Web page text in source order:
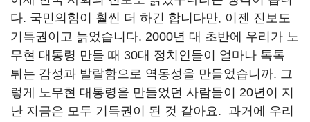
다. 국민의힘이 훨씬 더 하긴 합니다만, 이젠 진보도
기득권이고 늙었습니다. 2000년 대 초반에 우리가 노
무현 대통령 만들 때 30대 정치인들이 얼마나 톡톡
튀는 감성과 발랄함으로 역동성을 만들었습니까. 그
렇게 노무현 대통령을 만들었던 사람들이 20년이 지
난 지금은 모두 기득권이 된 것 같아요. 과거에 우리